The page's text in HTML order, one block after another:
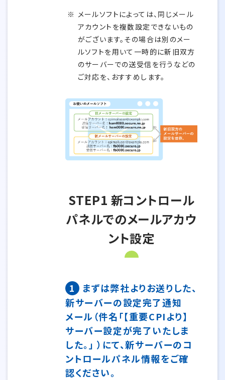
メールソフトによっては、同じメール
アカウントを複数設定できないもの
がございます。その場合は別のメー
ルソフトを用いて一時的に新旧双方
のサーバーでの送受信を行うなどの
ご対応を、おすすめします。
STEP1 新コントロール
パネルでのメールアカウ
ント設定
1
まずは弊社よりお送りした、
新サーバーの設定完了通知
メール（件名「【重要CPIより】
サーバー設定が完了いたしま
した。」 ）にて、新サーバーのコ
ントロールパネル情報をご確
認ください。